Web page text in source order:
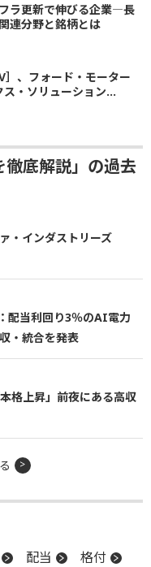
ラ更新で伸びる企業―長
連分野と銘柄とは
］、フォード・モーター
ス・ソリューション...
徹底解説」の過去
・インダストリーズ
配当利回り3％のAI電力
・統合を発表
格上昇」前夜にある高収
配当
格付